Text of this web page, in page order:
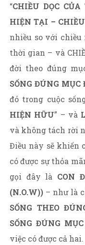
“CHIỀU DỌC
HIỆN TẠI –
nhiều so với chiều
thời gian – và
đời theo đúng
SỐNG ĐÚNG MỤC
đó trong cuộc
HIỆN HỮU” – và
và không tách rời
Điều này sẽ khiến
có được sự thỏa
gọi đây là CON
(N.O.W)) – như là
SỐNG THEO
SỐNG ĐÚNG
việc có được cả hai.